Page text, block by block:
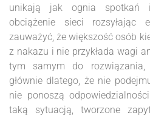
unikają jak ognia spotkań
obciążenie sieci rozsyłając
zauważyć, że większość osób
z nakazu i nie przykłada wagi
tym samym do rozwiązania,
głównie dlatego, że nie
nie ponoszą
taką sytuacją, tworzone